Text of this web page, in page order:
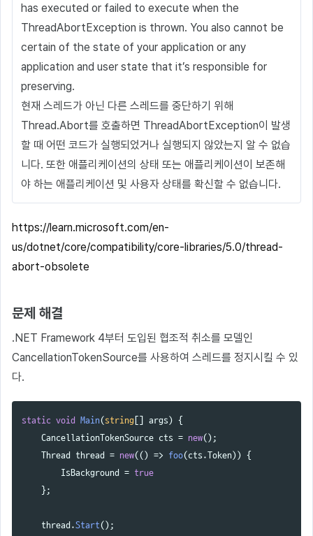
has executed or failed to execute when the
ThreadAbortException is thrown. You also cannot be
certain of the state of your application or any
application and user state that it’s responsible for
preserving.
현재 스레드가 아닌 다른 스레드를 중단하기 위해
Thread.Abort를 호출하면 ThreadAbortException이 발생
할 때 어떤 코드가 실행되었거나 실행되지 않았는지 알 수 없습
니다. 또한 애플리케이션의 상태 또는 애플리케이션이 보존해
야 하는 애플리케이션 및 사용자 상태를 확신할 수 없습니다.
https://learn.microsoft.com/en-
us/dotnet/core/compatibility/core-libraries/5.0/thread-
abort-obsolete
문제 해결
.NET Framework 4부터 도입된 협조적 취소를 모델인
CancellationTokenSource를 사용하여 스레드를 정지시킬 수 있
다.
static void Main(string args ) {
CancellationTokenSource cts = new();
Thread
thread = new(() => foo( cts .Token)) {
IsBackground
= true
};
thread .Start();